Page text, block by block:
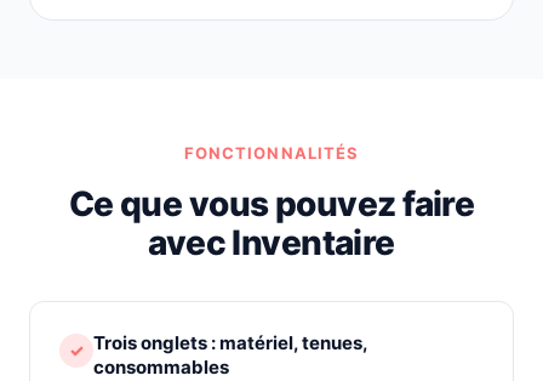
FONCTIONNALITÉS
Ce que vous pouvez faire
avec Inventaire
✓ Trois onglets : matériel, tenues,
consommables